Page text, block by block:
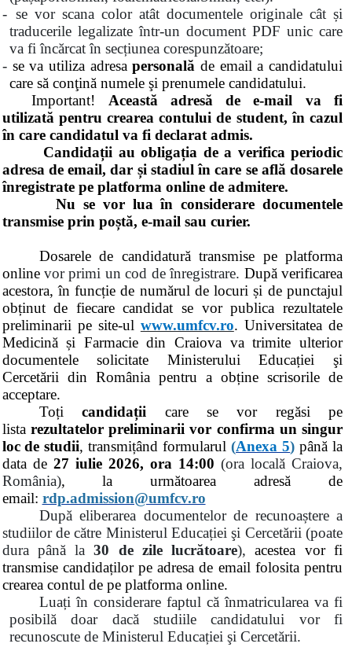
- se vor scana color atât documentele originale cât și
traducerile legalizate într-un document PDF unic care
va fi încărcat în secțiunea corespunzătoare;
- se va utiliza adresapersonală de email a candidatului
care să conţină numele şi prenumele candidatului.
Important! Această adresă de e-mail va fi
utilizată pentru crearea contului de student, în cazul
în care candidatul va fi declarat admis.
Candidații au obligația de a verifica periodic
adresa de email, dar și stadiul în care se află dosarele
înregistrate pe platforma online de admitere.
Nu se vor lua în considerare documentele
transmise prin poștă, e-mail sau curier.
Dosarele de candidatură transmise pe platforma
online vor primi un cod de înregistrare. După verificarea
acestora, în funcție de numărul de locuri și de punctajul
obținut de fiecare candidat se vor publica rezultatele
preliminarii pe site-ul www.umfcv.ro. Universitatea de
Medicină și Farmacie din Craiova va trimite ulterior
documentele solicitate Ministerului Educației şi
Cercetării din România pentru a obține scrisorile de
acceptare.
Toțicandidații care se vor regăsi pe
lista rezultatelor preliminariivor confirma un singur
loc de studii, transmițând formularul(Anexa 5) până la
data de 27 iulie 2026, ora 14:00 (ora locală Craiova,
România), la următoarea adresă de
email: rdp.admission@umfcv.ro
După eliberarea documentelor de recunoaștere a
studiilor de către Ministerul Educației şi Cercetării (poate
dura până la30 de zile lucrătoare),acestea vor fi
transmise candidaților pe adresa de email folosita pentru
crearea contul de pe platforma online.
Luați în considerare faptul că înmatricularea va fi
posibilă doar dacă studiile candidatului vor fi
recunoscute de Ministerul Educației şi Cercetării.